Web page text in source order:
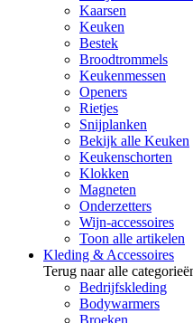
Kaarsen
Keuken
Bestek
Broodtrommels
Keukenmessen
Openers
Rietjes
Snijplanken
Bekijk alle Keuken
Keukenschorten
Klokken
Magneten
Onderzetters
Wijn-accessoires
Toon alle artikelen
Kleding & Accessoires
Terug naar alle
Bedrijfskleding
Bodywarmers
Broeken